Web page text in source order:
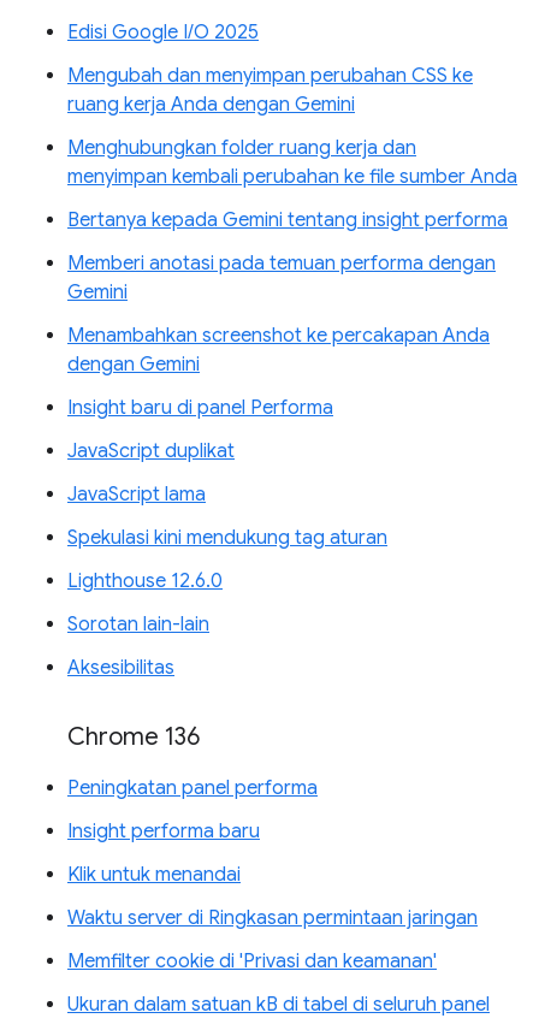
Edisi Google I/O 2025
Mengubah dan menyimpan perubahan CSS ke
ruang kerja Anda dengan Gemini
Menghubungkan folder ruang kerja dan
menyimpan kembali perubahan ke file sumber Anda
Bertanya kepada Gemini tentang insight performa
Memberi anotasi pada temuan performa dengan
Gemini
Menambahkan screenshot ke percakapan Anda
dengan Gemini
Insight baru di panel Performa
JavaScript duplikat
JavaScript lama
Spekulasi kini mendukung tag aturan
Lighthouse 12.6.0
Sorotan lain-lain
Aksesibilitas
Chrome 136
Peningkatan panel performa
Insight performa baru
Klik untuk menandai
Waktu server di Ringkasan permintaan jaringan
Memfilter cookie di 'Privasi dan keamanan'
Ukuran dalam satuan kB di tabel di seluruh panel